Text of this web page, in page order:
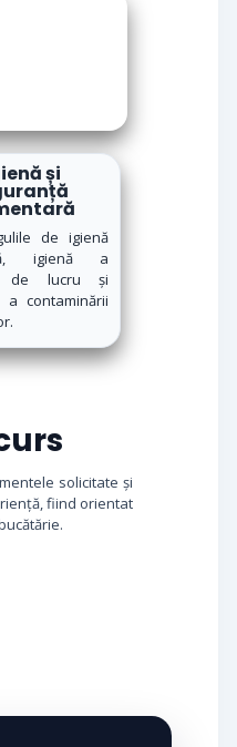
și
de igienă
igienă a
de lucru și
a contaminării
solicitate și
fiind orientat